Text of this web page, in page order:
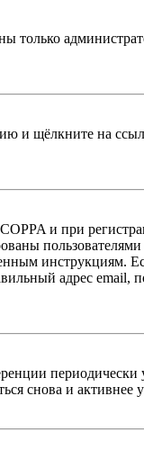
только
и щёлкните на
и при
инструкциям.
адрес email,
периодически
снова и активнее